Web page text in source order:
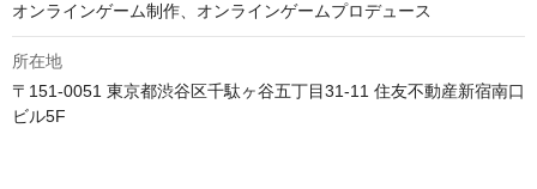
オンラインゲーム制作、オンラインゲームプロデュース
所在地
〒151-0051 東京都渋谷区千駄ヶ谷五丁目31-11 住友不動産新宿南口
ビル5F